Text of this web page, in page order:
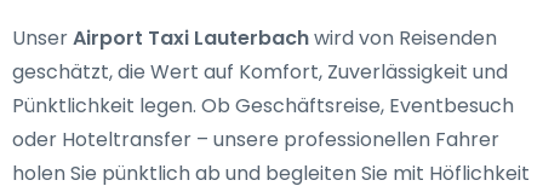
UnserAirport Taxi Lauterbachwird von Reisenden
geschätzt, die Wert auf Komfort, Zuverlässigkeit und
Pünktlichkeit legen. Ob Geschäftsreise, Eventbesuch
oder Hoteltransfer – unsere professionellen Fahrer
holen Sie pünktlich ab und begleiten Sie mit Höflichkeit